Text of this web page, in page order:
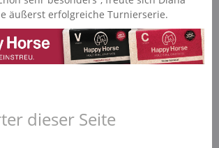
äußerst erfolgreiche Turnierserie.
dieser Seite